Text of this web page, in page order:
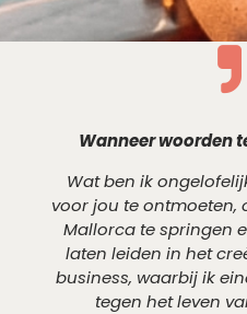
Wanneer woorden
Wat ben ik
voor jou te
Mallorca te springen
laten leiden in het
business, waarbij ik
tegen het leven